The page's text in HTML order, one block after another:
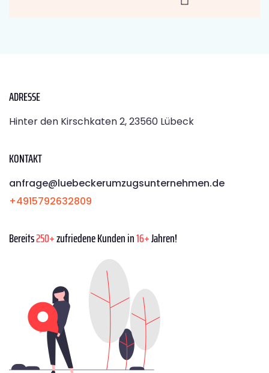
ADRESSE
Hinter den Kirschkaten 2, 23560 Lübeck
KONTAKT
anfrage@luebeckerumzugsunternehmen.de
+4915792632809
Bereits250+zufriedene Kunden in16+Jahren!